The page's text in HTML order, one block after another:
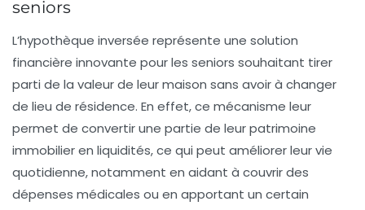
seniors
L’hypothèque inversée représente une solution
financière innovante pour les seniors souhaitant tirer
parti de la valeurde leur maison sans avoir à changer
de lieu de résidence. En effet, ce mécanisme leur
permet de convertir une partie de leur patrimoine
immobilier en liquidités, ce qui peut améliorer leur vie
quotidienne, notamment en aidant à couvrir des
dépenses médicales ou en apportant un certain